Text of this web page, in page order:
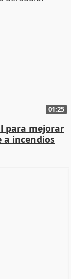
01:25
para mejorar
incendios